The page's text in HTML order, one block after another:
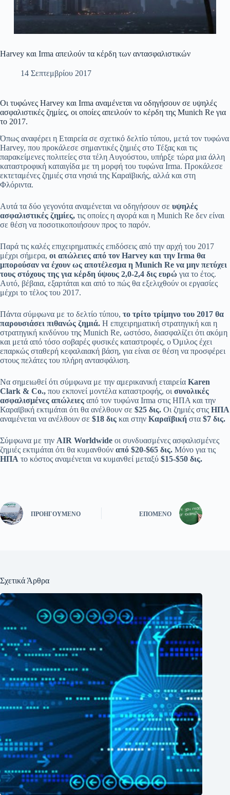
Harvey και Irma απειλούν τα κέρδη των αντασφαλιστικών
14 Σεπτεμβρίου 2017
Οι τυφώνες Harvey και Irma αναμένεται να οδηγήσουν σε υψηλές
ασφαλιστικές ζημίες, οι οποίες απειλούν το κέρδη της Munich Re για
το 2017.
Όπως αναφέρει η Εταιρεία σε σχετικό δελτίο τύπου, μετά τον τυφώνα
Harvey, που προκάλεσε σημαντικές ζημιές στο Τέξας και τις
παρακείμενες πολιτείες στα τέλη Αυγούστου, υπήρξε τώρα μια άλλη
καταστροφική καταιγίδα με τη μορφή του τυφώνα Irma. Προκάλεσε
εκτεταμένες ζημιές στα νησιά της Καραϊβικής, αλλά και στη
Φλόριντα.
Αυτά τα δύο γεγονότα αναμένεται να οδηγήσουν σε υψηλές
ασφαλιστικές ζημίες, τις οποίες η αγορά και η Munich Re δεν είναι
σε θέση να ποσοτικοποιήσουν προς το παρόν.
Παρά τις καλές επιχειρηματικές επιδόσεις από την αρχή του 2017
μέχρι σήμερα, οι απώλειες από τον Harvey και την Irma θα
μπορούσαν να έχουν ως αποτέλεσμα η Munich Re να μην πετύχει
τους στόχους της για κέρδη ύψους 2,0-2,4 δις ευρώ για το έτος.
Αυτό, βέβαια, εξαρτάται και από το πώς θα εξελιχθούν οι εργασίες
μέχρι το τέλος του 2017.
Πάντα σύμφωνα με το δελτίο τύπου, το τρίτο τρίμηνο του 2017 θα
παρουσιάσει πιθανώς ζημιά. Η επιχειρηματική στρατηγική και η
στρατηγική κινδύνου της Munich Re, ωστόσο, διασφαλίζει ότι ακόμη
και μετά από τόσο σοβαρές φυσικές καταστροφές, ο Όμιλος έχει
επαρκώς σταθερή κεφαλαιακή βάση, για είναι σε θέση να προσφέρει
στους πελάτες του πλήρη αντασφάλιση.
Να σημειωθεί ότι σύμφωνα με την αμερικανική εταιρεία Karen
Clark & Co., που εκπονεί μοντέλα καταστροφής, οι συνολικές
ασφαλισμένες απώλειες από τον τυφώνα Irma στις ΗΠΑ και την
Καραϊβική εκτιμάται ότι θα ανέλθουν σε $25 δις. Οι ζημιές στις ΗΠΑ
αναμένεται να ανέλθουν σε $18 δις και στην Καραϊβική στα $7 δις.
Σύμφωνα με την AIR Worldwide οι συνδυασμένες ασφαλισμένες
ζημιές εκτιμάται ότι θα κυμανθούν από $20-$65 δις. Μόνο για τις
ΗΠΑ το κόστος αναμένεται να κυμανθεί μεταξύ $15-$50 δις.
ΠΡΟΗΓΟΎΜΕΝΟ ΕΠΌΜΕΝΟ
Σχετικά Άρθρα